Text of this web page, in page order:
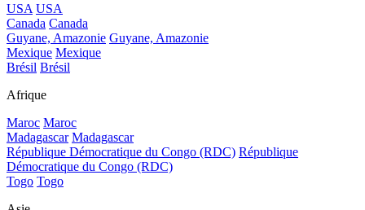
USA USA
Canada Canada
Guyane, Amazonie Guyane, Amazonie
Mexique Mexique
Brésil Brésil
Afrique
Maroc Maroc
Madagascar Madagascar
République Démocratique du Congo (RDC) République
Démocratique du Congo (RDC)
Togo Togo